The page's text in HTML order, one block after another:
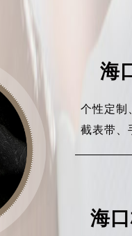
海
个性定制
截表带、
海